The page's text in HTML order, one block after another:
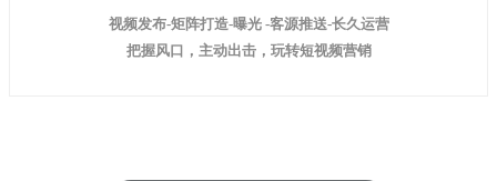
视频发布-矩阵打造-曝光 -客源推送-长久运营
把握风口，主动出击，玩转短视频营销